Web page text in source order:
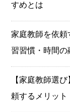
すめとは
家庭教師を依
習習慣・時間の
【家庭教師選
頼するメリッ